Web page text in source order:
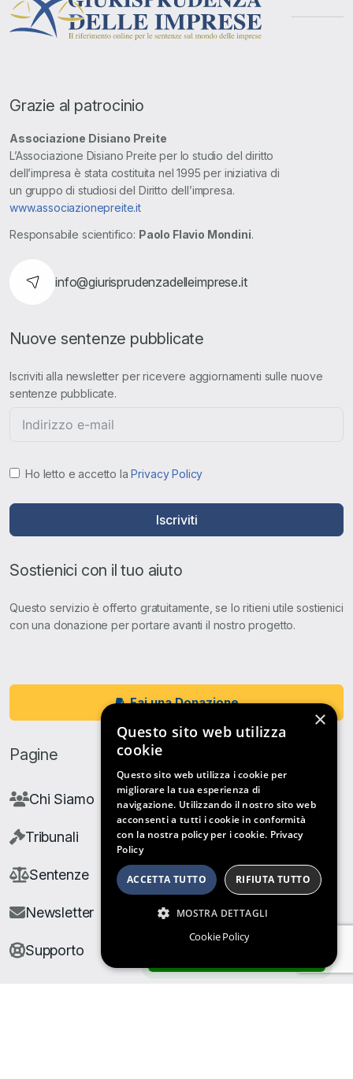
Grazie al patrocinio
Associazione Disiano Preite
L’Associazione Disiano Preite per lo studio del diritto
dell’impresa è stata costituita nel 1995 per iniziativa di
un gruppo di studiosi del Diritto dell’impresa.
www.associazionepreite.it
Responsabile scientifico: Paolo Flavio Mondini.
info@giurisprudenzadelleimprese.it
Nuove sentenze pubblicate
Iscriviti alla newsletter per ricevere aggiornamenti sulle nuove
sentenze pubblicate.
Ho letto e accetto laPrivacy Policy
Iscriviti
Sostienici con il tuo aiuto
Questo servizio è offerto gratuitamente, se lo ritieni utile sostienici
con una donazione per portare avanti il nostro progetto.
Fai una Donazione
Pagine
Chi Siamo
Tribunali
Sentenze
Newsletter
Supporto
×
Questo sito web utilizza
cookie
Questo sito web utilizza i cookie per
migliorare la tua esperienza di
navigazione. Utilizzando il nostro sito web
acconsenti a tutti i cookie in conformità
con la nostra policy per i cookie. Privacy
Policy
ACCETTA TUTTO RIFIUTA TUTTO
MOSTRA DETTAGLI
Cookie Policy